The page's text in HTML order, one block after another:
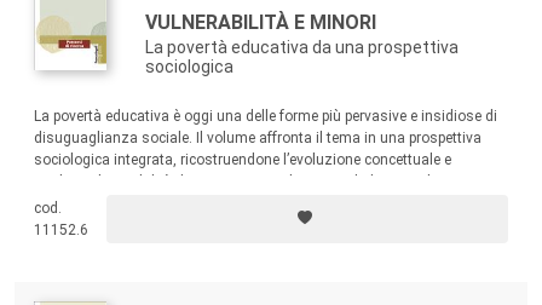
VULNERABILITÀ E MINORI
La povertà educativa da una prospettiva
sociologica
La povertà educativa è oggi una delle forme più pervasive e insidiose di
disuguaglianza sociale. Il volume affronta il tema in una prospettiva
sociologica integrata, ricostruendone l’evoluzione concettuale e
cod.
11152.6